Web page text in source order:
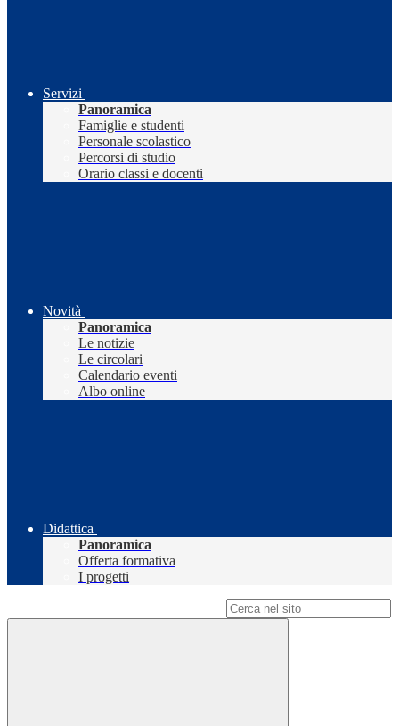
Servizi
Panoramica
Famiglie e studenti
Personale scolastico
Percorsi di studio
Orario classi e docenti
Novità
Panoramica
Le notizie
Le circolari
Calendario eventi
Albo online
Didattica
Panoramica
Offerta formativa
I progetti